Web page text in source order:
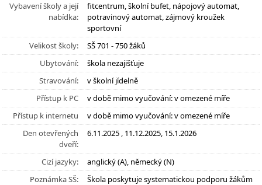
Vybavení školy a její
nabídka:
fitcentrum, školní bufet, nápojový automat,
potravinový automat, zájmový kroužek
sportovní
Velikost školy:
SŠ 701 - 750 žáků
Ubytování:
škola nezajišťuje
Stravování:
v školní jídelně
Přístup k PC
v době mimo vyučování: v omezené míře
Přístup k internetu
v době mimo vyučování: v omezené míře
Den otevřených
dveří:
6.11.2025 , 11.12.2025, 15.1.2026
Cizí jazyky:
anglický (A), německý (N)
Poznámka SŠ:
Škola poskytuje systematickou podporu žákům